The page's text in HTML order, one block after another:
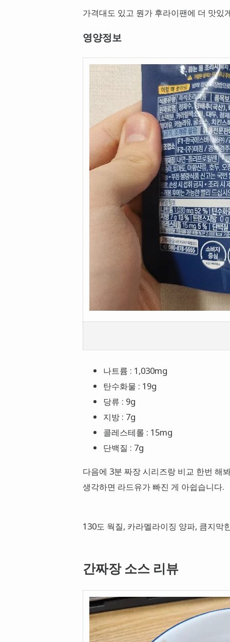
가격대도 있고 뭔가 후라이팬에 더 맛있
영양정보
나트륨 : 1,030mg
탄수화물 : 19g
당류 : 9g
지방 : 7g
콜레스테롤 : 15mg
단백질 : 7g
다음에 3분 짜장 시리즈랑 비교 한번 해
생각하면 라드유가 빠진 게 아쉽습니다.
130도 웍질, 카라멜라이징 양파, 큼지막
간짜장 소스 리뷰